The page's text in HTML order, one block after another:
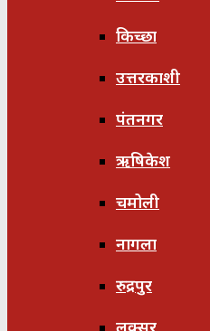
किच्छा
उत्तरकाशी
पंतनगर
ऋषिकेश
चमोली
नागला
रुद्रपुर
लक्सर